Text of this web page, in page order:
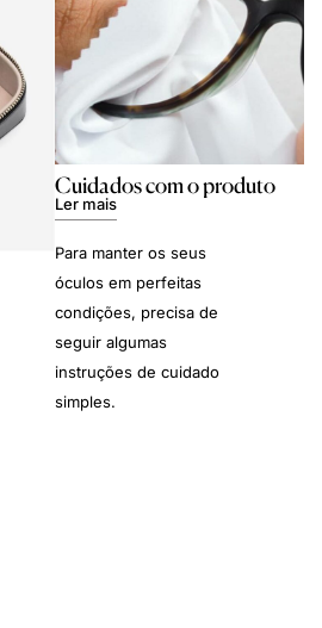
Cuidados com o produto
Ler mais
Para manter os seus
óculos em perfeitas
condições, precisa de
seguir algumas
instruções de cuidado
simples.